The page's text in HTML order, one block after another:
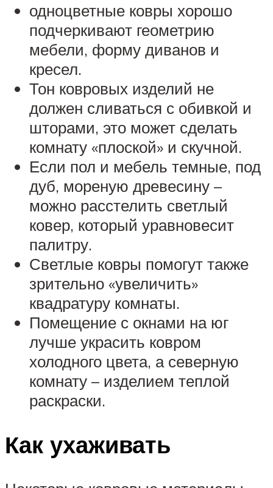
одноцветные ковры хорошо
подчеркивают геометрию
мебели, форму диванов и
кресел.
Тон ковровых изделий не
должен сливаться с обивкой и
шторами, это может сделать
комнату «плоской» и скучной.
Если пол и мебель темные, под
дуб, мореную древесину –
можно расстелить светлый
ковер, который уравновесит
палитру.
Светлые ковры помогут также
зрительно «увеличить»
квадратуру комнаты.
Помещение с окнами на юг
лучше украсить ковром
холодного цвета, а северную
комнату – изделием теплой
раскраски.
Как ухаживать